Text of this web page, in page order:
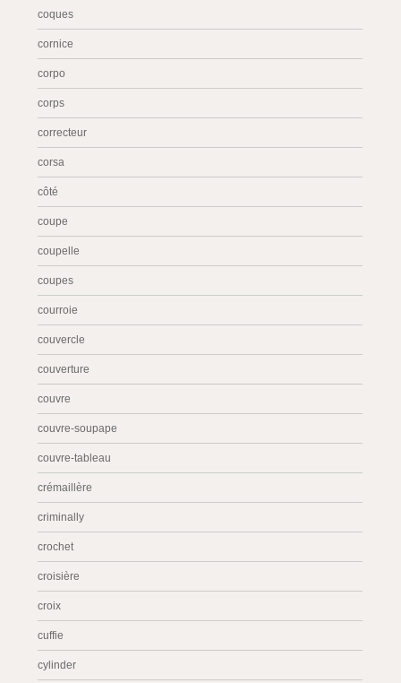
coques
cornice
corpo
corps
correcteur
corsa
côté
coupe
coupelle
coupes
courroie
couvercle
couverture
couvre
couvre-soupape
couvre-tableau
crémaillère
criminally
crochet
croisière
croix
cuffie
cylinder